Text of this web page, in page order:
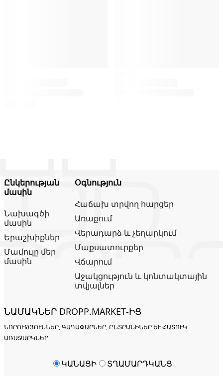
Ընկերության
մասին
Նախագծի
մասին
Երաշխիքներ
Մամուլը մեր
մասին
Օգնություն
Հաճախ տրվող հարցեր
Առաքում
Վերադարձ և չեղարկում
Մաքսատուրքեր
Վճարում
Աջակցություն և կոնտակտային
տվյալներ
ՆԱՄԱԿՆԵՐ DROPP.MARKET-ԻՑ
ՆՈՐՈՒԹՅՈՒՆՆԵՐ, ԳԱՂԱՓԱՐՆԵՐ, ԸՆՏՐԱՆԻՆԵՐ ԵՒ ՀԱՏՈՒԿ Ա
ՌԱՋԱՐԿՆԵՐ
ԿԱՆԱՑԻ ՏՂԱՄԱՐԴԿԱՆՑ